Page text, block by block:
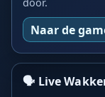
Naar de
🗣️ Live